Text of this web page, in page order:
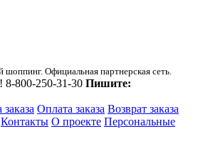
Официальная партнерская сеть.
8-800-250-31-30 Пишите:
Оплата заказа Возврат заказа
Контакты О проекте Персональные